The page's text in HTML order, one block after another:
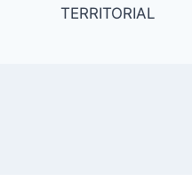
TERRITORIAL